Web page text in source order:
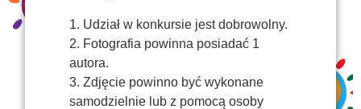
1. Udział w konkursie jest dobrowolny.
2. Fotografia powinna posiadać 1
autora.
3. Zdjęcie powinno być wykonane
samodzielnie lub z pomocą osoby